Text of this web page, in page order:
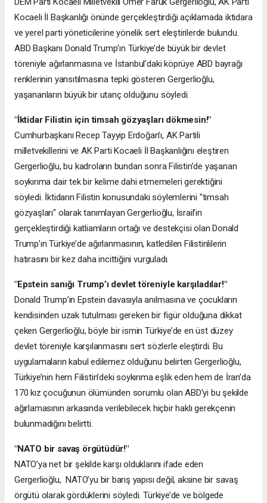
Kocaeli İl Başkanlığı önünde gerçekleştirdiği açıklamada iktidara
ve yerel parti yöneticilerine yönelik sert eleştirilerde bulundu.
ABD Başkanı Donald Trump’ın Türkiye’de büyük bir devlet
töreniyle ağırlanmasına ve İstanbul’daki köprüye ABD bayrağı
renklerinin yansıtılmasına tepki gösteren Gergerlioğlu,
yaşananların büyük bir utanç olduğunu söyledi.
"İktidar Filistin için timsah gözyaşları dökmesin!"
Cumhurbaşkanı Recep Tayyip Erdoğan’ı, AK Partili
milletvekillerini ve AK Parti Kocaeli İl Başkanlığını eleştiren
Gergerlioğlu, bu kadroların bundan sonra Filistin’de yaşanan
soykırıma dair tek bir kelime dahi etmemeleri gerektiğini
söyledi. İktidarın Filistin konusundaki söylemlerini "timsah
gözyaşları" olarak tanımlayan Gergerlioğlu, İsrail’in
gerçekleştirdiği katliamların ortağı ve destekçisi olan Donald
Trump’ın Türkiye’de ağırlanmasının, katledilen Filistinlilerin
hatırasını bir kez daha incittiğini vurguladı.
"Epstein sanığı Trump’ı devlet töreniyle karşıladılar!"
Donald Trump’ın Epstein davasıyla anılmasına ve çocukların
kendisinden uzak tutulması gereken bir figür olduğuna dikkat
çeken Gergerlioğlu, böyle bir ismin Türkiye’de en üst düzey
devlet töreniyle karşılanmasını sert sözlerle eleştirdi. Bu
uygulamaların kabul edilemez olduğunu belirten Gergerlioğlu,
Türkiye’nin hem Filistin’deki soykırıma eşlik eden hem de İran’da
170 kız çocuğunun ölümünden sorumlu olan ABD’yi bu şekilde
ağırlamasının arkasında verilebilecek hiçbir haklı gerekçenin
bulunmadığını belirtti.
"NATO bir savaş örgütüdür!"
NATO’ya net bir şekilde karşı olduklarını ifade eden
Gergerlioğlu, NATO’yu bir barış yapısı değil, aksine bir savaş
örgütü olarak gördüklerini söyledi. Türkiye’de ve bölgede